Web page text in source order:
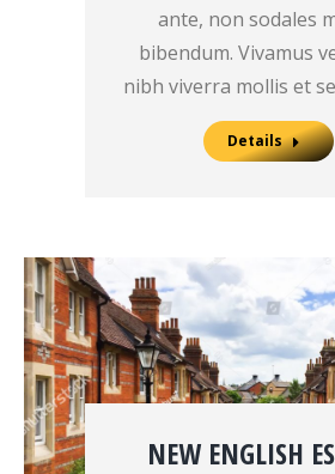
ante, non sodales
bibendum. Vivamus
nibh viverra mollis et
Details
NEW ENGLISH